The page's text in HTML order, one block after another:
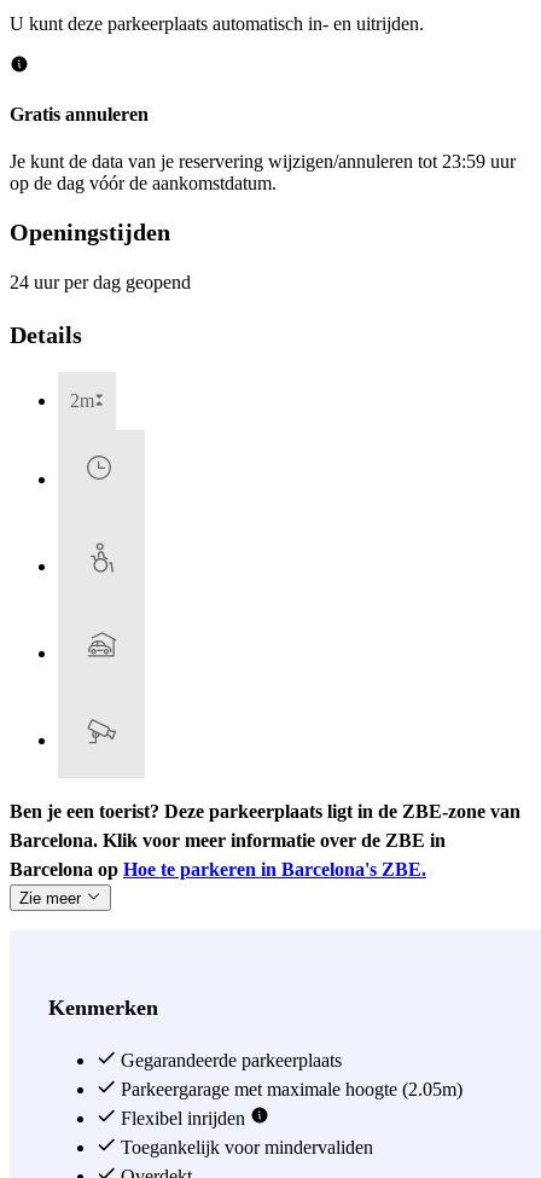
U kunt deze parkeerplaats automatisch in- en uitrijden.
Gratis annuleren
Je kunt de data van je reservering wijzigen/annuleren tot 23:59 uur
op de dag vóór de aankomstdatum.
Openingstijden
24 uur per dag geopend
Details
2m
Ben je een toerist? Deze parkeerplaats ligt in de ZBE-zone van
Barcelona. Klik voor meer informatie over de ZBE in
Barcelona op Hoe te parkeren in Barcelona's ZBE.
Zie meer
Kenmerken
Gegarandeerde parkeerplaats
Parkeergarage met maximale hoogte (2.05m)
Flexibel inrijden
Toegankelijk voor mindervaliden